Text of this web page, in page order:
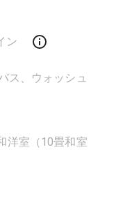
ン
ス、ウォッシュ
洋室（10畳和室